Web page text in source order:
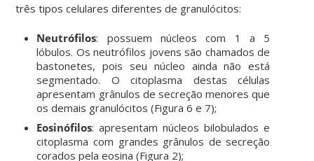
três tipos celulares diferentes de granulócitos:
Neutrófilos: possuem núcleos com 1 a 5
lóbulos. Os neutrófilos jovens são chamados de
bastonetes, pois seu núcleo ainda não está
segmentado. O citoplasma destas células
apresentam grânulos de secreção menores que
os demais granulócitos (Figura 6 e 7);
Eosinófilos: apresentam núcleos bilobulados e
citoplasma com grandes grânulos de secreção
corados pela eosina (Figura 2);